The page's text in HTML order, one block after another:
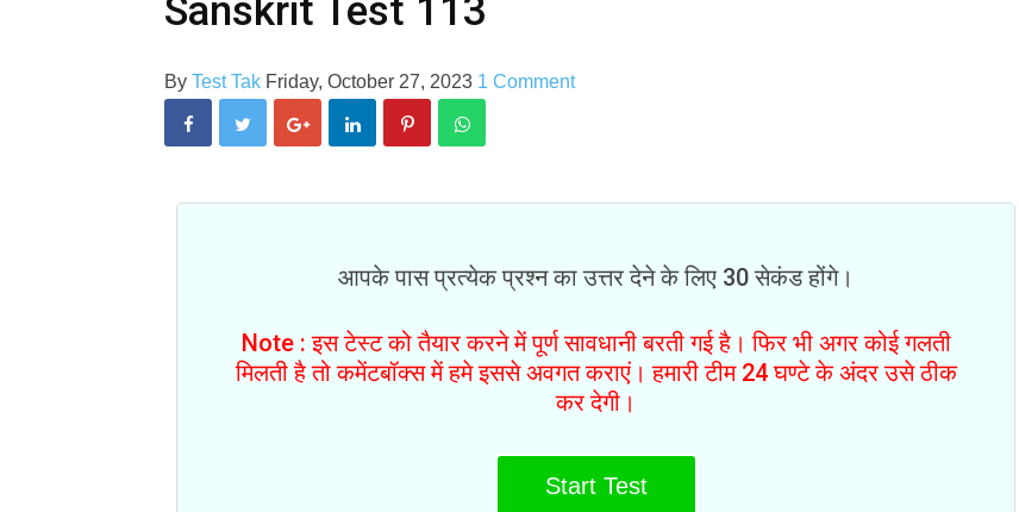
Sanskrit Test 113
By Test Tak Friday, October 27, 2023 1 Comment
आपके पास प्रत्येक प्रश्न का उत्तर देने के लिए 30 सेकंड होंगे।
Note : इस टेस्ट को तैयार करने में पूर्ण सावधानी बरती गई है। फिर भी अगर कोई गलती
मिलती है तो कमेंटबॉक्स में हमे इससे अवगत कराएं। हमारी टीम 24 घण्टे के अंदर उसे ठीक
कर देगी।
Start Test